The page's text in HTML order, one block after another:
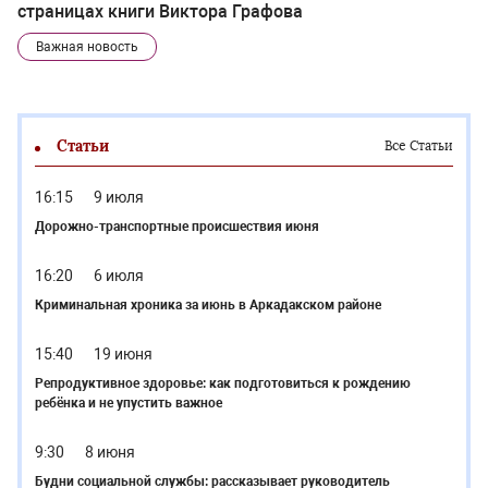
страницах книги Виктора Графова
Важная новость
Статьи Все Статьи
16:15 9 июля
Дорожно-транспортные происшествия июня
16:20 6 июля
Криминальная хроника за июнь в Аркадакском районе
15:40 19 июня
Репродуктивное здоровье: как подготовиться к рождению
ребёнка и не упустить важное
9:30 8 июня
Будни социальной службы: рассказывает руководитель